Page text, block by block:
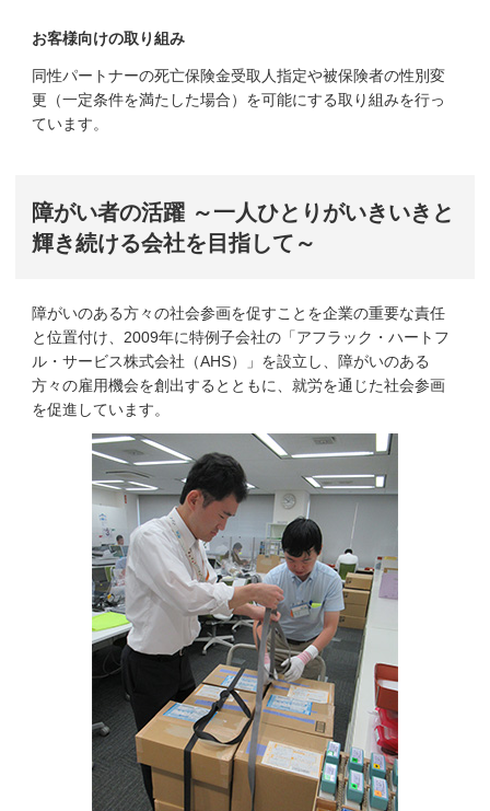
お客様向けの取り組み
同性パートナーの死亡保険金受取人指定や被保険者の性別変
更（一定条件を満たした場合）を可能にする取り組みを行っ
ています。
障がい者の活躍 ～一人ひとりがいきいきと
輝き続ける会社を目指して～
障がいのある方々の社会参画を促すことを企業の重要な責任
と位置付け、2009年に特例子会社の「アフラック・ハートフ
ル・サービス株式会社（AHS）」を設立し、障がいのある
方々の雇用機会を創出するとともに、就労を通じた社会参画
を促進しています。